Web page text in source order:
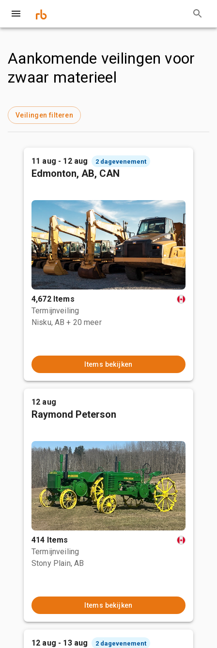
Aankomende veilingen voor
zwaar materieel
Veilingen filteren
11 aug - 12 aug 2 dagevenement
Edmonton, AB, CAN
4,672 Items
Termijnveiling
Nisku, AB + 20 meer
Items bekijken
12 aug
Raymond Peterson
414 Items
Termijnveiling
Stony Plain, AB
Items bekijken
12 aug - 13 aug 2 dagevenement